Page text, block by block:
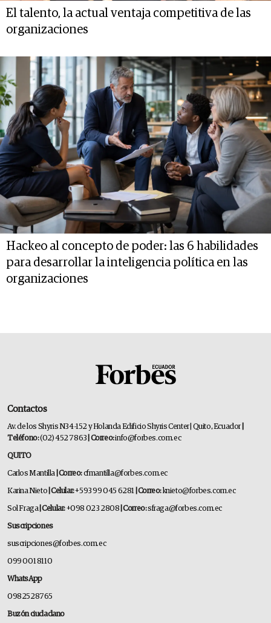
El talento, la actual ventaja competitiva de las
organizaciones
Hackeo al concepto de poder: las 6 habilidades
para desarrollar la inteligencia política en las
organizaciones
Contactos
Av. de los Shyris N34-152 y Holanda Edificio Shyris Center | Quito, Ecuador
Teléfono:(02) 452 7863 | Correo:info@forbes.com.ec
QUITO
Carlos Mantilla | Correo:cfmantilla@forbes.com.ec
Karina Nieto | Celular:+593 99 045 6281 | Correo:knieto@forbes.com.ec
Sol Fraga| Celular:+098 023 2808 | Correo:sfraga@forbes.com.ec
Suscripciones
suscripciones@forbes.com.ec
099 001 8110
WhatsApp
0982528765
Buzón ciudadano